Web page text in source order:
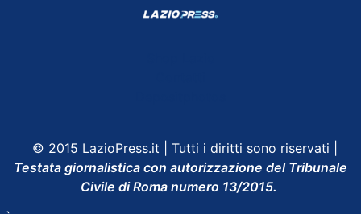
© 2015 LazioPress.it | Tutti i diritti sono riservati |
Testata giornalistica con autorizzazione del Tribunale
Civile di Roma numero 13/2015.